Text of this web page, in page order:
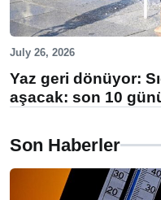
July 26, 2026
Yaz geri dönüyor:
aşacak: son 10
Son Haberler